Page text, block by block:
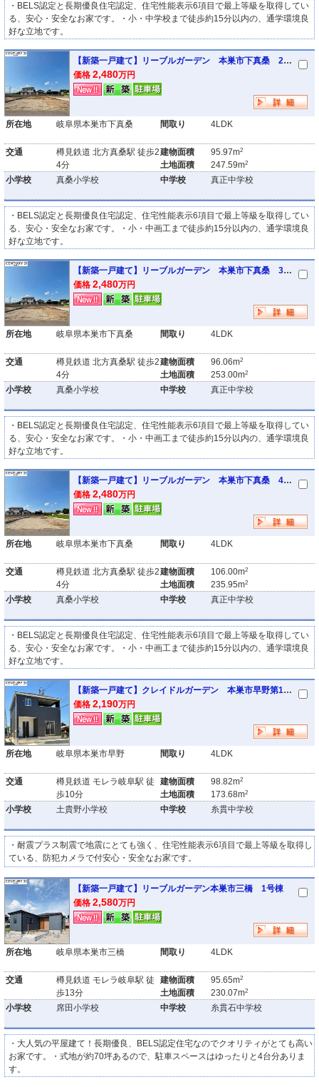
・BELS認定と長期優良住宅認定、住宅性能表示6項目で最上等級を取得してい
る、安心・安全なお家です。・小・中学校まで徒歩約15分以内の、通学環境良
好な立地です。
【新築一戸建て】リーブルガーデン 本巣市下真桑 2号棟
価格 2,480万円
所在地 岐阜県本巣市下真桑 間取り 4LDK
交通
樽見鉄道 北方真桑駅 徒歩2
4分
建物面積
土地面積
95.97m2
247.59m2
小学校 真桑小学校 中学校 真正中学校
・BELS認定と長期優良住宅認定、住宅性能表示6項目で最上等級を取得してい
る、安心・安全なお家です。・小・中画工まで徒歩約15分以内の、通学環境良
好な立地です。
【新築一戸建て】リーブルガーデン 本巣市下真桑 3号棟
価格 2,480万円
所在地 岐阜県本巣市下真桑 間取り 4LDK
交通
樽見鉄道 北方真桑駅 徒歩2
4分
建物面積
土地面積
96.06m2
253.00m2
小学校 真桑小学校 中学校 真正中学校
・BELS認定と長期優良住宅認定、住宅性能表示6項目で最上等級を取得してい
る、安心・安全なお家です。・小・中画工まで徒歩約15分以内の、通学環境良
好な立地です。
【新築一戸建て】リーブルガーデン 本巣市下真桑 4号棟
価格 2,480万円
所在地 岐阜県本巣市下真桑 間取り 4LDK
交通
樽見鉄道 北方真桑駅 徒歩2
4分
建物面積
土地面積
106.00m2
235.95m2
小学校 真桑小学校 中学校 真正中学校
・BELS認定と長期優良住宅認定、住宅性能表示6項目で最上等級を取得してい
る、安心・安全なお家です。・小・中画工まで徒歩約15分以内の、通学環境良
好な立地です。
【新築一戸建て】クレイドルガーデン 本巣市早野第1 1号棟
価格 2,190万円
所在地 岐阜県本巣市早野 間取り 4LDK
交通
樽見鉄道 モレラ岐阜駅 徒
歩10分
建物面積
土地面積
98.82m2
173.68m2
小学校 土貴野小学校 中学校 糸貫中学校
・耐震プラス制震で地震にとても強く、住宅性能表示6項目で最上等級を取得し
ている、防犯カメラで付安心・安全なお家です。
【新築一戸建て】リーブルガーデン本巣市三橋 1号棟
価格 2,580万円
所在地 岐阜県本巣市三橋 間取り 4LDK
交通
樽見鉄道 モレラ岐阜駅 徒
歩13分
建物面積
土地面積
95.65m2
230.07m2
小学校 席田小学校 中学校 糸貫石中学校
・大人気の平屋建て！長期優良、BELS認定住宅なのでクオリティがとても高い
お家です。・式地が約70坪あるので、駐車スペースはゆったりと4台分ありま
す。